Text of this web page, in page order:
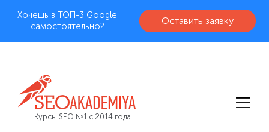
Хочешь в ТОП-3 Google
самостоятельно?
Оставить заявку
Курсы SEO №1 с 2014 года